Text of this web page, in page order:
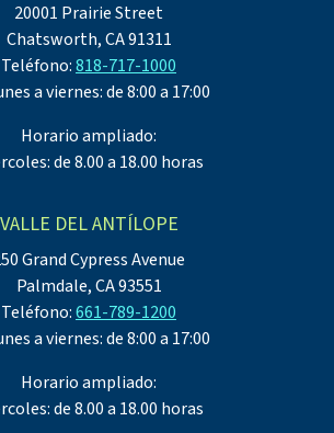
20001 Prairie Street
Chatsworth, CA 91311
Teléfono:818-717-1000
a viernes: de 8:00 a 17:00
Horario ampliado:
de 8.00 a 18.00 horas
VALLE DEL ANTÍLOPE
Grand Cypress Avenue
Palmdale, CA 93551
Teléfono:661-789-1200
a viernes: de 8:00 a 17:00
Horario ampliado:
de 8.00 a 18.00 horas